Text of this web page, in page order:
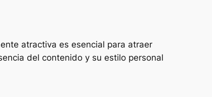
atractiva es esencial para atraer
del contenido y su estilo personal